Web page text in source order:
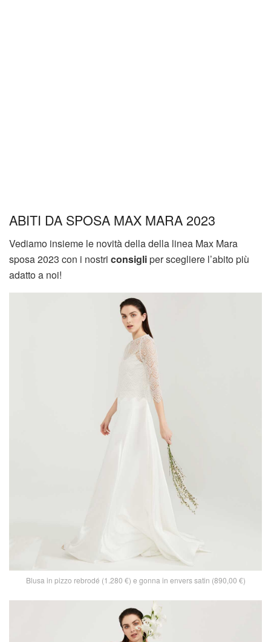
ABITI DA SPOSA MAX MARA 2023
Vediamo insieme le novità della della linea Max Mara
sposa 2023 con i nostri consigliper scegliere l’abito più
adatto a noi!
Blusa in pizzo rebrodé (1.280 €) e gonna in envers satin (890,00 €)